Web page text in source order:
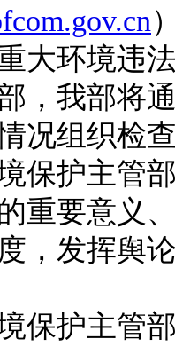
大环境违
，我部将
况组织检
护主管部
重要意义
，发挥舆
护主管部